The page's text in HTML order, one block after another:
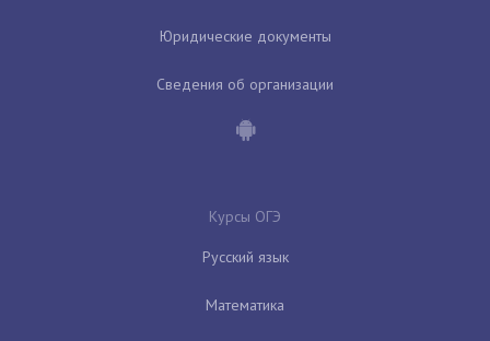
Юридические документы
Сведения об организации
Курсы ОГЭ
Русский язык
Математика